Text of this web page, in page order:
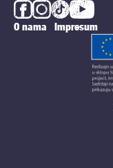
O nama Impresum